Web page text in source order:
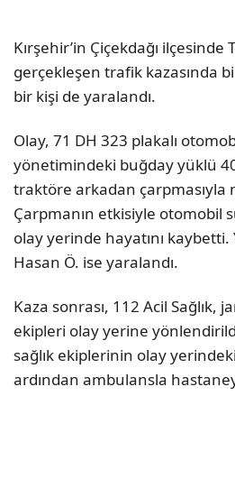
Kırşehir’in Çiçekdağı
gerçekleşen trafik kazasında
bir kişi de yaralandı.
Olay, 71 DH 323 plakalı
yönetimindeki buğday yüklü 40
traktöre arkadan çarpmasıyla
Çarpmanın etkisiyle otomobil
olay yerinde hayatını
Hasan Ö. ise yaralandı.
Kaza sonrası, 112 Acil Sağlık,
ekipleri olay yerine
sağlık ekiplerinin olay
ardından ambulansla